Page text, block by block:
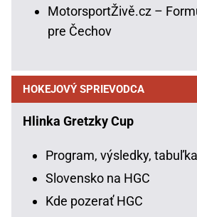
MotorsportŽivě.cz –
pre Čechov
HOKEJOVÝ SPRIEVODCA
Hlinka Gretzky Cup
Program, výsledky,
Slovensko na HGC
Kde pozerať HGC